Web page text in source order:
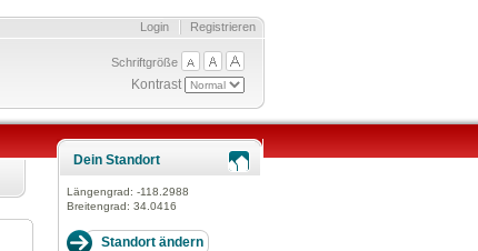
Registrieren
Login
Schriftgröße
Kontrast
Dein Standort
Längengrad: -118.2988
Breitengrad: 34.0416